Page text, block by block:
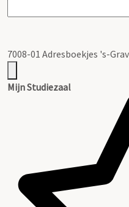
7008-01 Adresboekjes 's-
Mijn Studiezaal